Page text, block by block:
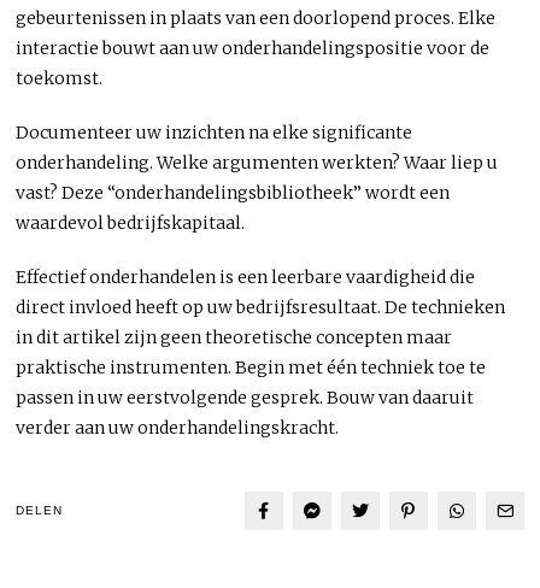
gebeurtenissen in plaats van een doorlopend proces. Elke
interactie bouwt aan uw onderhandelingspositie voor de
toekomst.
Documenteer uw inzichten na elke significante
onderhandeling. Welke argumenten werkten? Waar liep u
vast? Deze “onderhandelingsbibliotheek” wordt een
waardevol bedrijfskapitaal.
Effectief onderhandelen is een leerbare vaardigheid die
direct invloed heeft op uw bedrijfsresultaat. De technieken
in dit artikel zijn geen theoretische concepten maar
praktische instrumenten. Begin met één techniek toe te
passen in uw eerstvolgende gesprek. Bouw van daaruit
verder aan uw onderhandelingskracht.
DELEN